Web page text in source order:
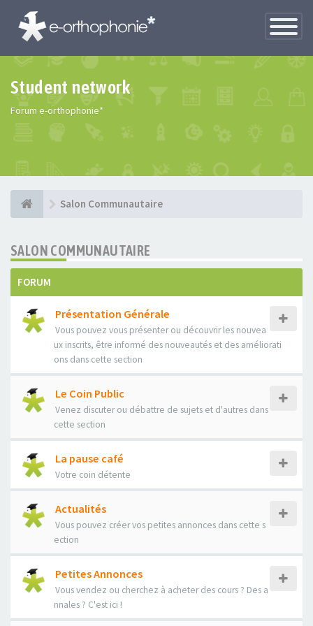
Toggle
Student network
Forum e-orthophonie*
Salon Communautaire
SALON COMMUNAUTAIRE
FORUM
Présentation Générale
Vous pouvez vous présenter ou découvrir les nouvea
ux inscrits, être informé des nouveautés et des améliorati
ons dans cette section
Le Coin Public
Venez discuter ou débattre de sujets et d'autres dans
cette section
La pause café
Votre coin détente
Actualités
Vous pouvez créer vos petites annonces dans cette s
ection
Petites Annonces
Vous vendez ou cherchez à acheter des cours ? Des a
nnales ? C'est ici !